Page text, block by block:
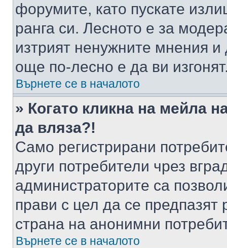
форумите, като пускате
ранга си. Лесното е за
изтрият ненужните мнения
още по-лесно е да ви
Върнете се в началото
» Когато кликна на мейла
да вляза?!
Само регистрирани
други потребители чрез
администраторите са
прави с цел да се предпазят
страна на анонимни
Върнете се в началото